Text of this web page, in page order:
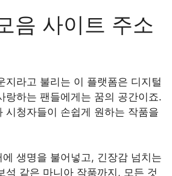
음 사이트 주소
라고 불리는 이 플랫폼은 디지털
랑하는 팬들에게는 꿈의 공간이죠.
시청자들이 손쉽게 원하는 작품을
생명을 불어넣고, 긴장감 넘치는
석 같은 마니아 작품까지, 모든 것